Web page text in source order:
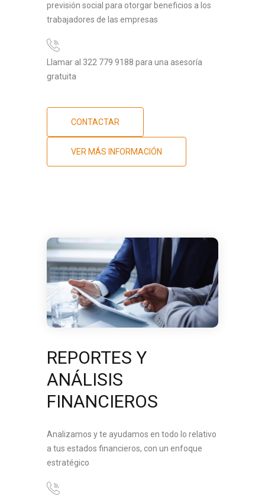
previsión social para otorgar beneficios a los
trabajadores de las empresas
Llamar al 322 779 9188 para una asesoría
gratuita
CONTACTAR
VER MÁS INFORMACIÓN
REPORTES Y
ANÁLISIS
FINANCIEROS
Analizamos y te ayudamos en todo lo relativo
a tus estados financieros, con un enfoque
estratégico